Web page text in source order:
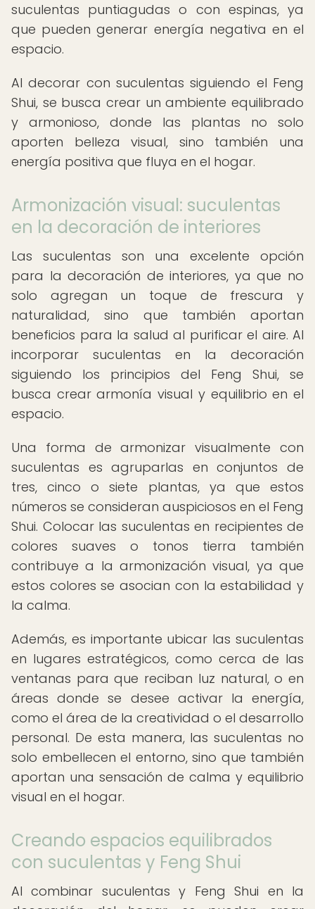
suculentas puntiagudas o con espinas, ya
que pueden generar energía negativa en el
espacio.
Al decorar con suculentas siguiendo el Feng
Shui, se busca crear un ambiente equilibrado
y armonioso, donde las plantas no solo
aporten belleza visual, sino también una
energía positiva que fluya en el hogar.
Armonización visual: suculentas
en la decoración de interiores
Las suculentas son una excelente opción
para la decoración de interiores, ya que no
solo agregan un toque de frescura y
naturalidad, sino que también aportan
beneficios para la salud al purificar el aire. Al
incorporar suculentas en la decoración
siguiendo los principios del Feng Shui, se
busca crear armonía visual y equilibrio en el
espacio.
Una forma de armonizar visualmente con
suculentas es agruparlas en conjuntos de
tres, cinco o siete plantas, ya que estos
números se consideran auspiciosos en el Feng
Shui. Colocar las suculentas en recipientes de
colores suaves o tonos tierra también
contribuye a la armonización visual, ya que
estos colores se asocian con la estabilidad y
la calma.
Además, es importante ubicar las suculentas
en lugares estratégicos, como cerca de las
ventanas para que reciban luz natural, o en
áreas donde se desee activar la energía,
como el área de la creatividad o el desarrollo
personal. De esta manera, las suculentas no
solo embellecen el entorno, sino que también
aportan una sensación de calma y equilibrio
visual en el hogar.
Creando espacios equilibrados
con suculentas y Feng Shui
Al combinar suculentas y Feng Shui en la